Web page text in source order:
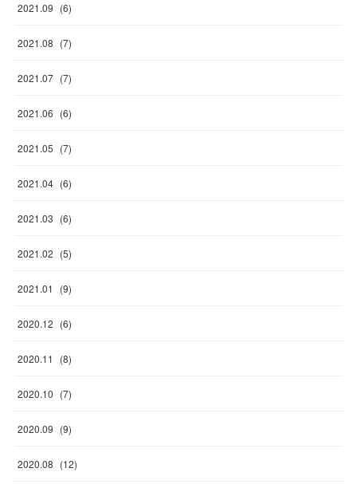
2021.09 (6)
2021.08 (7)
2021.07 (7)
2021.06 (6)
2021.05 (7)
2021.04 (6)
2021.03 (6)
2021.02 (5)
2021.01 (9)
2020.12 (6)
2020.11 (8)
2020.10 (7)
2020.09 (9)
2020.08 (12)